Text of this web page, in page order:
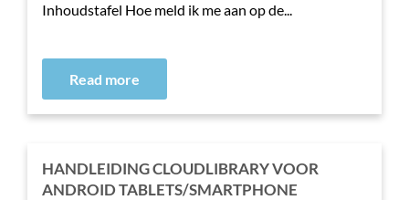
Inhoudstafel Hoe meld ik me aan op de...
Read more
HANDLEIDING CLOUDLIBRARY VOOR
ANDROID TABLETS/SMARTPHONE